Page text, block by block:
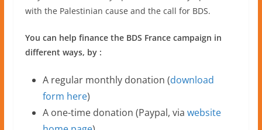
with the Palestinian cause and the call for BDS.
You can help finance the BDS France campaign in
different ways, by :
A regular monthly donation (download
form here)
A one-time donation (Paypal, via website